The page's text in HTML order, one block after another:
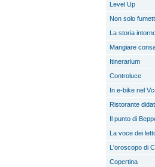
Level Up
Non solo
La storia
Mangiare
Itinerarium
Controluce
In e-bike nel
Ristorante
Il punto di
La voce dei
L'oroscopo di
Copertina